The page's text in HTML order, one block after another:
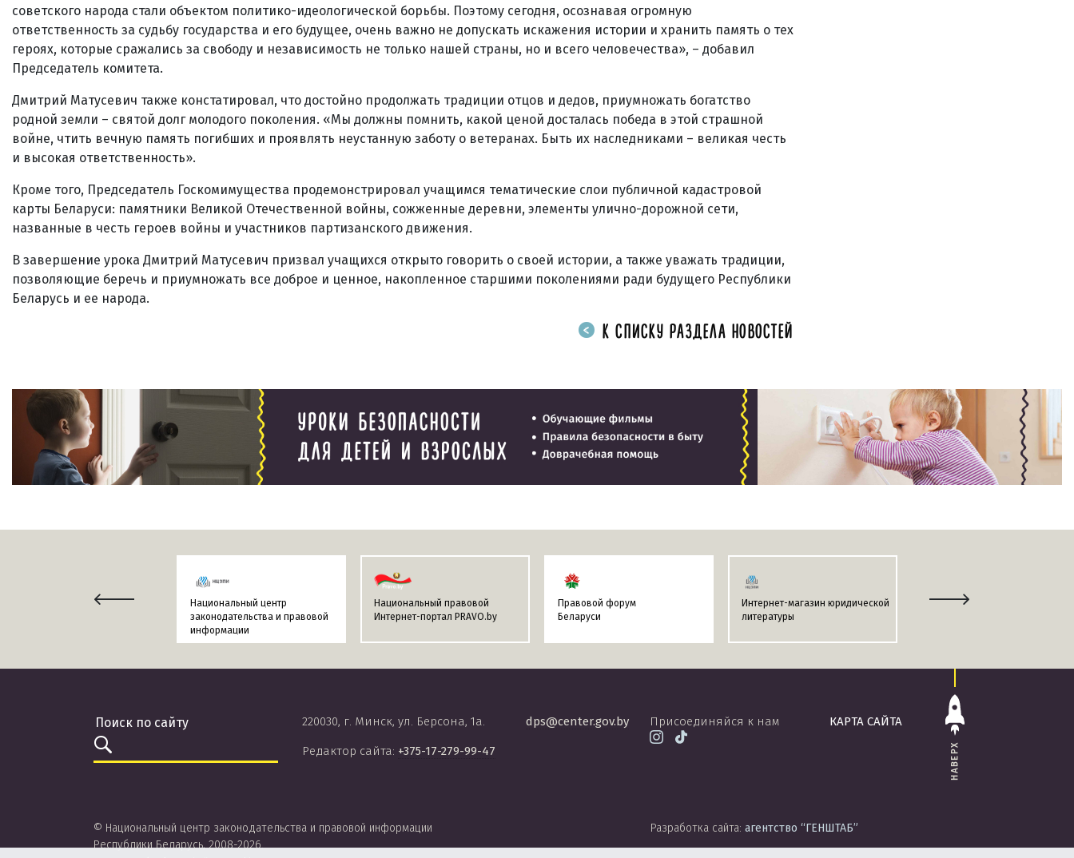
советского народа стали объектом политико-идеологической борьбы. Поэтому сегодня, осознавая огромную
ответственность за судьбу государства и его будущее, очень важно не допускать искажения истории и хранить память о тех
героях, которые сражались за свободу и независимость не только нашей страны, но и всего человечества», – добавил
Председатель комитета.
Дмитрий Матусевич также констатировал, что достойно продолжать традиции отцов и дедов, приумножать богатство
родной земли – святой долг молодого поколения. «Мы должны помнить, какой ценой досталась победа в этой страшной
войне, чтить вечную память погибших и проявлять неустанную заботу о ветеранах. Быть их наследниками – великая честь
и высокая ответственность».
Кроме того, Председатель Госкомимущества продемонстрировал учащимся тематические слои публичной кадастровой
карты Беларуси: памятники Великой Отечественной войны, сожженные деревни, элементы улично-дорожной сети,
названные в честь героев войны и участников партизанского движения.
В завершение урока Дмитрий Матусевич призвал учащихся открыто говорить о своей истории, а также уважать традиции,
позволяющие беречь и приумножать все доброе и ценное, накопленное старшими поколениями ради будущего Республики
Беларусь и ее народа.
К СПИСКУ РАЗДЕЛА НОВОСТЕЙ
Национальный центр
законодательства и правовой
информации
Национальный правовой
Интернет-портал PRAVO.by
Правовой форум
Беларуси
Интернет-магазин юридической
литературы
Информационно-поисковая
НАВЕРХ
КАРТА САЙТА
220030, г. Минск, ул. Берсона, 1а.
Редактор сайта: +375-17-279-99-47
dps@center.gov.by Присоединяйся к нам
© Национальный центр законодательства и правовой информации
Республики Беларусь, 2008-2026.
Разработка сайта: агентство “ГЕНШТАБ”